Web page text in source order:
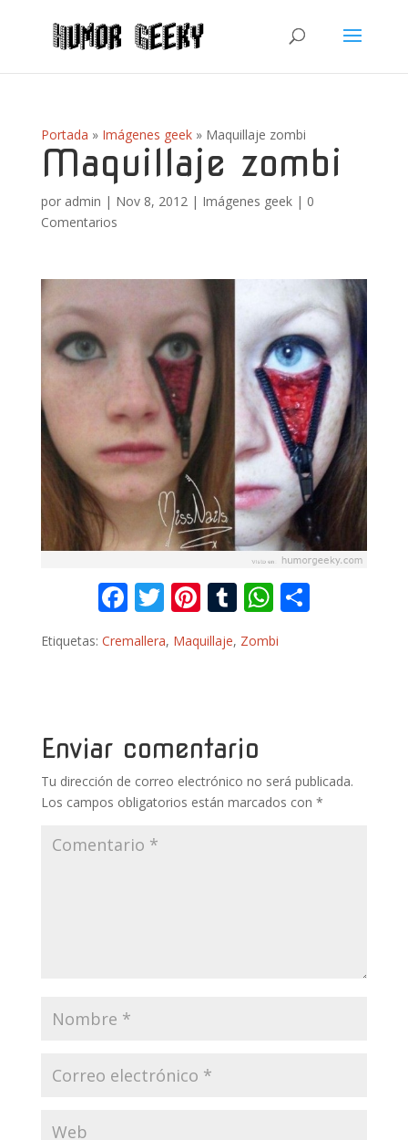
Portada » Imágenes geek» Maquillaje zombi
Maquillaje zombi
por admin | Nov 8, 2012| Imágenes geek| 0
Comentarios
F
ac
e
o
k
T
w
itt
Pi
nt
er
T
u
m
W
at
p r
Etiquetas: Cremallera, Maquillaje, Zombi
Enviar comentario
Tu dirección de correo electrónico no será publicada.
Los campos obligatorios están marcados con *